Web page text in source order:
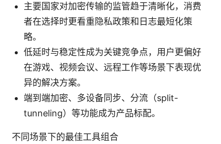
主要国家对加密传输的监管趋于清晰化，消费
者在选择时更看重隐私政策和日志最短化策
略。
低延时与稳定性成为关键竞争点，用户更偏好
在游戏、视频会议、远程工作等场景下表现优
异的解决方案。
端到端加密、多设备同步、分流（split-
tunneling）等功能成为产品标配。
不同场景下的最佳工具组合